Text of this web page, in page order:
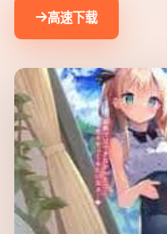
高速下载